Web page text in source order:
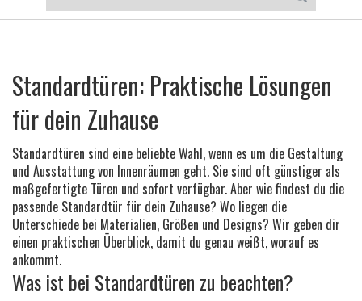
Standardtüren: Praktische Lösungen
für dein Zuhause
Standardtüren sind eine beliebte Wahl, wenn es um die Gestaltung
und Ausstattung von Innenräumen geht. Sie sind oft günstiger als
maßgefertigte Türen und sofort verfügbar. Aber wie findest du die
passende Standardtür für dein Zuhause? Wo liegen die
Unterschiede bei Materialien, Größen und Designs? Wir geben dir
einen praktischen Überblick, damit du genau weißt, worauf es
ankommt.
Was ist bei Standardtüren zu beachten?